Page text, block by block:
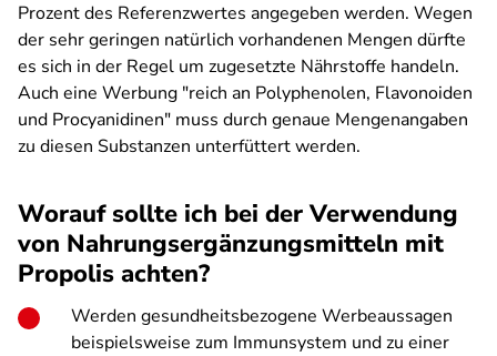
Prozent des Referenzwertes angegeben werden. Wegen
der sehr geringen natürlich vorhandenen Mengen dürfte
es sich in der Regel um zugesetzte Nährstoffe handeln.
Auch eine Werbung "reich an Polyphenolen, Flavonoiden
und Procyanidinen" muss durch genaue Mengenangaben
zu diesen Substanzen unterfüttert werden.
Worauf sollte ich bei der Verwendung
von Nahrungsergänzungsmitteln mit
Propolis achten?
Werden gesundheitsbezogene Werbeaussagen
beispielsweise zum Immunsystem und zu einer